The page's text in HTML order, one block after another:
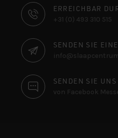
ERREICHBAR
+31 (0) 493 310 515
SENDEN SIE
SENDEN SIE
von Facebook